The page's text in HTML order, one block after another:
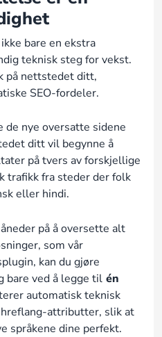
bare en ekstra
teknisk steg for vekst.
på nettstedet ditt,
SEO-fordeler.
de nye oversatte sidene
ditt vil begynne å
på tvers av forskjellige
trafikk fra steder der folk
eller hindi.
på å oversette alt
som vår
kan du gjøre
ved å legge til én
automatisk teknisk
hreflang-attributter, slik at
språkene dine perfekt.